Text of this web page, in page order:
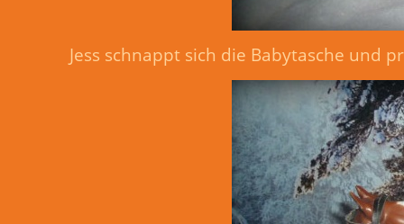
Jess schnappt sich die Babytasche und